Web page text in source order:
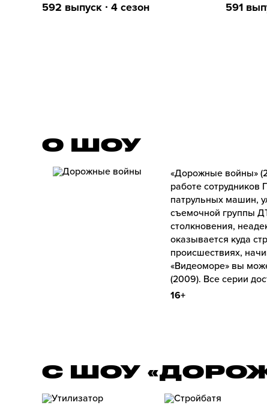
592 выпуск ∙ 4 сезон 591
О ШОУ
«Дорожные войны»
работе
патрульных машин,
съемочной группы
столкновения,
оказывается куда
происшествиях,
«Видеоморе» вы
(2009). Все серии
16+
С ШОУ